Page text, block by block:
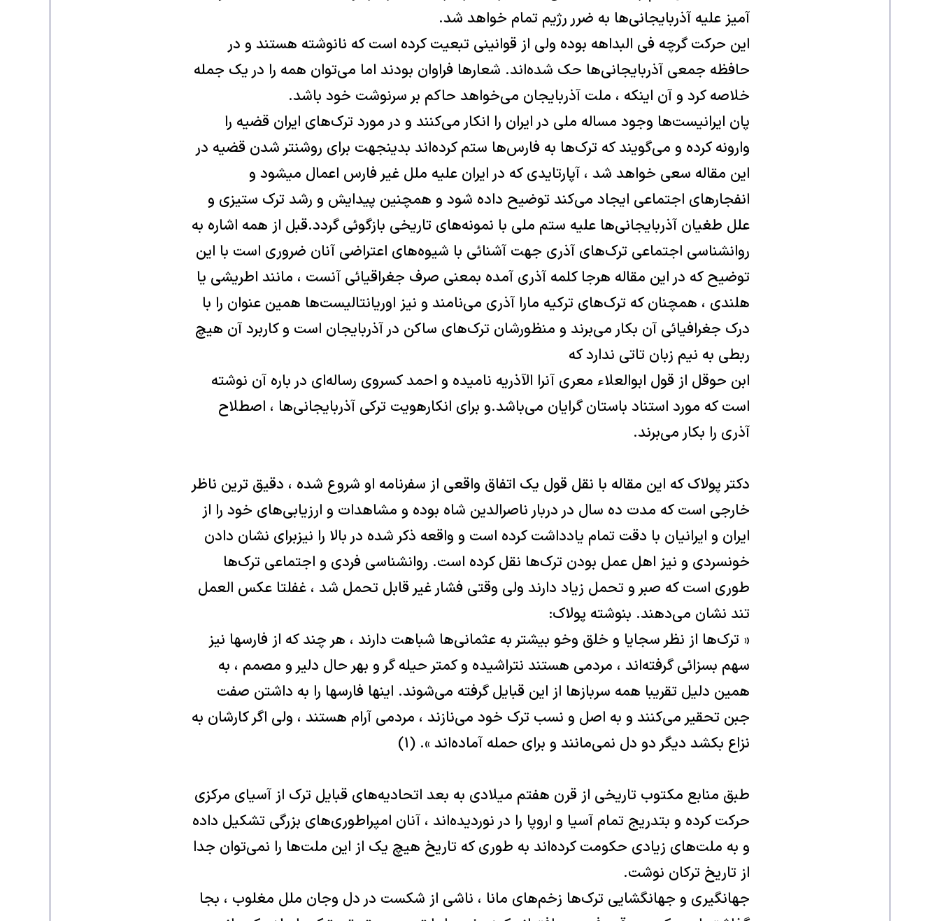
آمیز علیه آذربایجانی‌ها به ضرر رژیم تمام خواهد شد.
این حرکت گرچه فی البداهه بوده ولی از قوانینی تبعیت کرده است که نانوشته هستند و در
حافظه جمعی آذربایجانی‌ها حک شده‌اند. شعار‌ها فراوان بودند اما می‌توان همه را در یک جمله
خلاصه کرد و آن اینکه ، ملت آذربایجان می‌خواهد حاکم بر سرنوشت خود باشد.
پان ایرانیست‌ها وجود مساله ملی در ایران را انکار می‌کنند و در مورد ترک‌های ایران قضیه را
وارونه کرده و می‌گویند که ترک‌ها به فارس‌ها ستم کرده‌اند بدینجهت برای روشنتر شدن قضیه در
این مقاله سعی خواهد شد ، آپارتایدی که در ایران علیه ملل غیر فارس اعمال میشود و
انفجار‌های اجتماعی ایجاد می‌کند توضیح داده شود و همچنین پیدایش و رشد ترک ستیزی و
علل طغیان آذربایجانی‌ها علیه ستم ملی با نمونه‌های تاریخی بازگوئی گردد.قبل از همه اشاره به
روانشناسی اجتماعی ترک‌های آذری جهت آشنائی با شیوه‌های اعتراضی آنان ضروری است با این
توضیح که در این مقاله هرجا کلمه آذری آمده بمعنی صرف جغراقیائی آنست ، مانند اطریشی یا
هلندی ، همچنان که ترک‌های ترکیه مارا آذری می‌نامند و نیز اوریانتالیست‌ها همین عنوان را با
درک جغرافیائی آن بکار می‌برند و منظورشان ترک‌های ساکن در آذربایجان است و کاربرد آن هیچ
ربطی به نیم زبان تاتی ندارد که
ابن حوقل از قول ابوالعلاء معری آنرا الآذریه نامیده و احمد کسروی رساله‌ای در باره آن نوشته
است که مورد استناد باستان گرایان می‌باشد.و برای انکارهویت ترکی آذربایجانی‌ها ، اصطلاح
آذری را بکار می‌برند.
دکتر پولاک که این مقاله با نقل قول یک اتفاق واقعی از سفرنامه او شروع شده ، دقیق ترین ناظر
خارجی است که مدت ده سال در دربار ناصرالدین شاه بوده و مشاهدات و ارزیابی‌های خود را از
ایران و ایرانیان با دقت تمام یادداشت کرده است و واقعه ذکر شده در بالا را نیزبرای نشان دادن
خونسردی و نیز اهل عمل بودن ترک‌ها نقل کرده است. روانشناسی فردی و اجتماعی ترک‌ها
طوری است که صبر و تحمل زیاد دارند ولی وقتی فشار غیر قابل تحمل شد ، غفلتا عکس العمل
تند نشان می‌دهند. بنوشته پولاک:
« ترک‌ها از نظر سجایا و خلق وخو بیشتر به عثمانی‌ها شباهت دارند ، هر چند که از فارسها نیز
سهم بسزائی گرفته‌اند ، مردمی هستند نتراشیده و کمتر حیله گر و بهر حال دلیر و مصمم ، به
همین دلیل تقریبا همه سربازها از این قبایل گرفته می‌شوند. اینها فارسها را به داشتن صفت
جبن تحقیر می‌کنند و به اصل و نسب ترک خود می‌نازند ، مردمی آرام هستند ، ولی اگر کارشان به
نزاع بکشد دیگر دو دل نمی‌مانند و برای حمله آماده‌اند ». (١)
طبق منابع مکتوب تاریخی از قرن هفتم میلادی به بعد اتحادیه‌های قبایل ترک از آسیای مرکزی
حرکت کرده و بتدریج تمام آسیا و اروپا را در نوردیده‌اند ، آنان امپراطوری‌های بزرگی تشکیل داده
و به ملت‌های زیادی حکومت کرده‌اند به طوری که تاریخ هیچ یک از این ملت‌ها را نمی‌توان جدا
از تاریخ ترکان نوشت.
جهانگیری و جهانگشایی ترک‌ها زخم‌های مانا ، ناشی از شکست در دل وجان ملل مغلوب ، بجا